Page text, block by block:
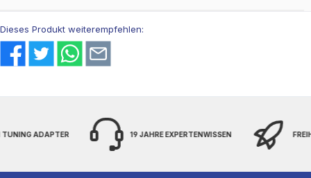
Dieses Produkt weiterempfehlen:
ADAPTER 19 JAHRE EXPERTENWISSEN